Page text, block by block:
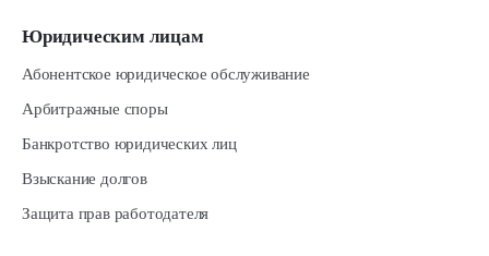
Юридическим лицам
Абонентское юридическое обслуживание
Арбитражные споры
Банкротство юридических лиц
Взыскание долгов
Защита прав работодателя